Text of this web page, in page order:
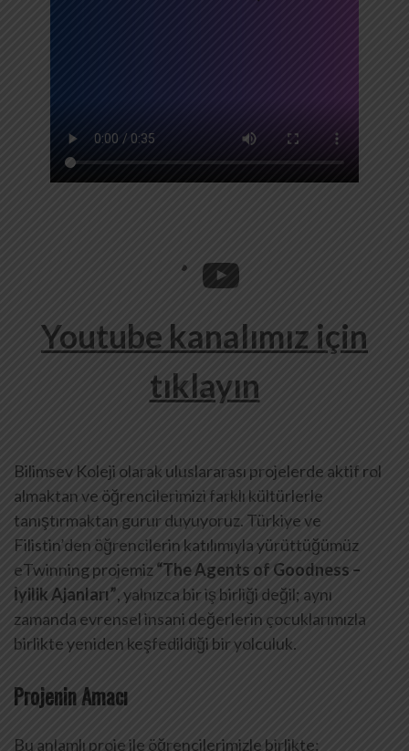
YouTube
Youtube kanalımız için
tıklayın
Bilimsev Koleji olarak uluslararası projelerde aktif rol
almaktan ve öğrencilerimizi farklı kültürlerle
tanıştırmaktan gurur duyuyoruz. Türkiye ve
Filistin’den öğrencilerin katılımıyla yürüttüğümüz
eTwinning projemiz“The Agents of Goodness –
İyilik Ajanları”, yalnızca bir iş birliği değil; aynı
zamanda evrensel insani değerlerin çocuklarımızla
birlikte yeniden keşfedildiği bir yolculuk.
Projenin Amacı
Bu anlamlı proje ile öğrencilerimizle birlikte: